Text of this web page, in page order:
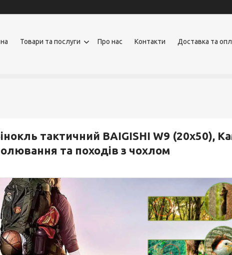
Товари та послуги Про нас Контакти Доставка та
тактичний BAIGISHI W9 (20x50),
та походів з чохлом